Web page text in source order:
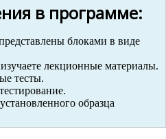
в программе:
блоками в виде
лекционные материалы.
тесты.
образца